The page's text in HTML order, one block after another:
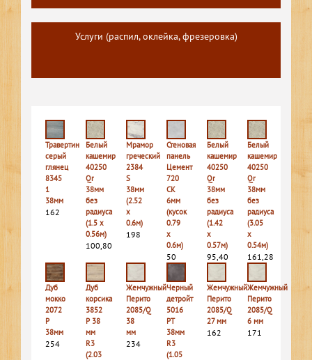
Услуги (распил, оклейка, фрезеровка)
Травертин
серый
глянец
8345
1
38мм
162
Белый
кашемир
40250
Qr
38мм
без
радиуса
(1.5 х
0.56м)
100,80
Мрамор
греческий
2384
S
38мм
(2.52
х
0.6м)
198
Стеновая
панель
Цемент
720
СК
6мм
(кусок
0.79
х
0.6м)
50
Белый
кашемир
40250
Qr
38мм
без
радиуса
(1.42
х
0.57м)
95,40
Белый
кашемир
40250
Qr
38мм
без
радиуса
(3.05
х
0.54м)
161,28
Дуб
мокко
2072
P
38мм
254
Дуб
корсика
3852
P 38
мм
R3
(2.03
Жемчужный
Перито
2085/Q
38
мм
234
Черный
детройт
5016
PT
38мм
R3
(1.05
Жемчужный
Перито
2085/Q
27 мм
162
Жемчужный
Перито
2085/Q
6 мм
171